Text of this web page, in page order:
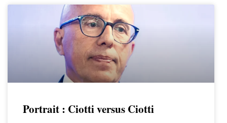
Portrait : Ciotti versus Ciotti